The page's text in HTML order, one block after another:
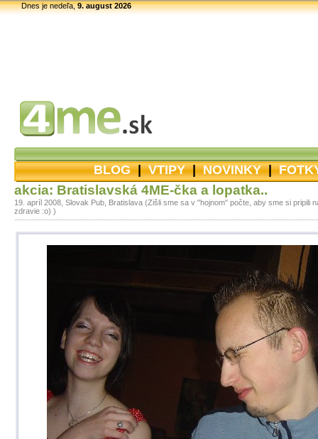
Dnes je nedeľa,9. august 2026
BLOG|VTIPY|NOVINKY|
akcia: Bratislavská 4ME-čka a lopatka..
19. apríl 2008, Slovak Pub, Bratislava (Zišli sme sa v "hojnom" počte, aby sme si pripili
zdravie :o) )